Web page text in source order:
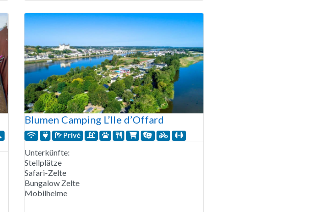
wie handwerklich gebrautes Bier, frisches Brot,
Eiscreme und Gemüse aus dem eigenen Garten.
Blumen Camping L’Ile d’Offard
Privé
Unterkünfte:
Stellplätze
Safari-Zelte
Bungalow Zelte
Mobilheime